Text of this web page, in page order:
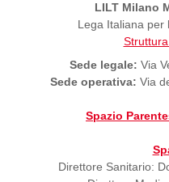
LILT Milano
Lega Italiana per
Sede legale: Via
Sede operativa: Via
Spazio
Direttore Sanitario: